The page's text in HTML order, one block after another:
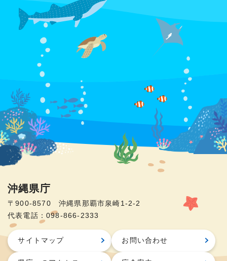
沖縄県庁
〒900-8570 沖縄県那覇市泉崎1-2-2
代表電話：098-866-2333
サイトマップ お問い合わせ